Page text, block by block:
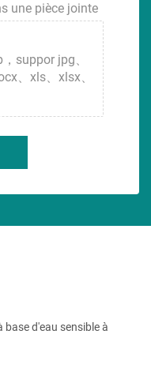
une pièce jointe
suppor jpg、
、xls、xlsx、
d'eau sensible à